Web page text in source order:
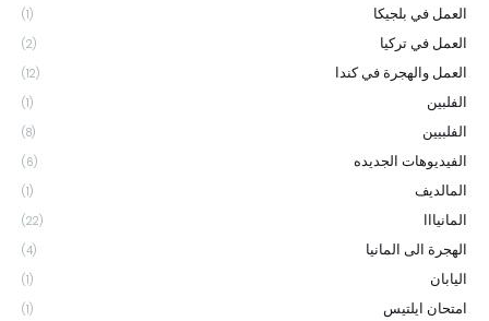
العمل في بلجيكا (1)
العمل في تركيا (2)
العمل والهجرة في كندا (12)
الفلبين (1)
الفلبيين (8)
الفيديوهات الجديده (6)
المالديف (1)
المانيااا (22)
الهجرة الى المانيا (4)
اليابان (1)
امتحان ايلتيس (1)